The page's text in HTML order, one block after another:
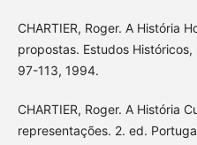
CHARTIER, Roger. A História
propostas. Estudos
97-113, 1994.
CHARTIER, Roger. A História
representações. 2. ed.